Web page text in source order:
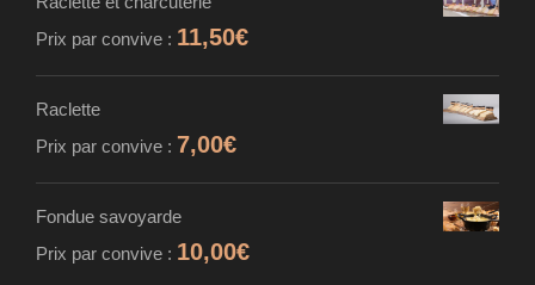
Prix par convive : 11,50€
Raclette
Prix par convive : 7,00€
Fondue savoyarde
Prix par convive : 10,00€